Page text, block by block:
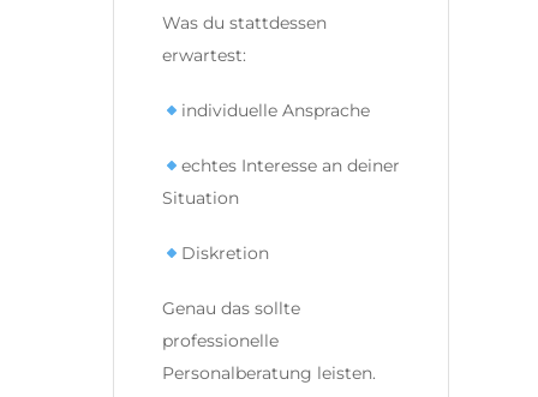
Was du stattdessen
erwartest:
individuelle Ansprache
echtes Interesse an deiner
Situation
Diskretion
Genau das sollte
professionelle
Personalberatung leisten.